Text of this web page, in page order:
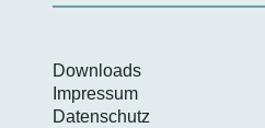
Downloads
Impressum
Datenschutz